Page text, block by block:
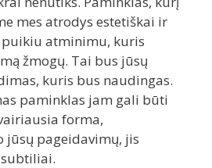
mes atrodys estetiškai ir
atminimu, kuris
žmogų. Tai bus jūsų
kuris bus naudingas.
paminklas jam gali būti
forma,
jūsų pageidavimų, jis